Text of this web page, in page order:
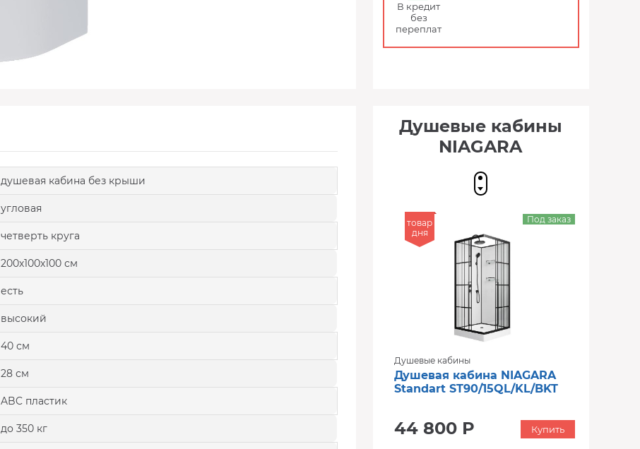
В кредит
без
переплат
душевая кабина без крыши
угловая
четверть круга
200х100х100 см
есть
высокий
40 см
28 см
ABC пластик
до 350 кг
Душевые кабины
NIAGARA
товар
дня
Душевые кабины
Душевая кабина NIAGARA
Standart ST90/15QL/KL/BKT
44 800 Р
Под заказ
Купить